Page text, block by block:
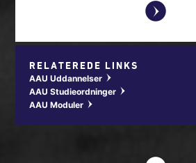
y
RELATEREDE LINKS
AAU Uddannelser w
AAU Studieordninger w
AAU Moduler w